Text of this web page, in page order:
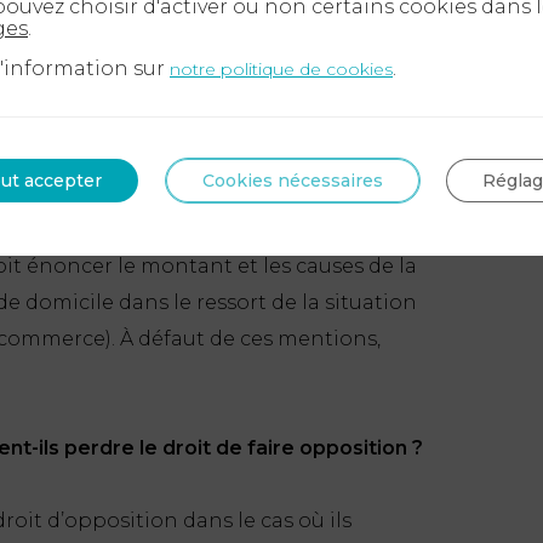
avec demande d’avis de réception
?
énoncer le montant et les causes de la
domicile dans le ressort de la situation
À défaut de ces mentions,
ils perdre le droit de faire opposition ?
d’opposition dans le cas où ils
choisir d'activer ou non certains cookies dans
sur notre politique de cookies
accepter Cookies nécessaires